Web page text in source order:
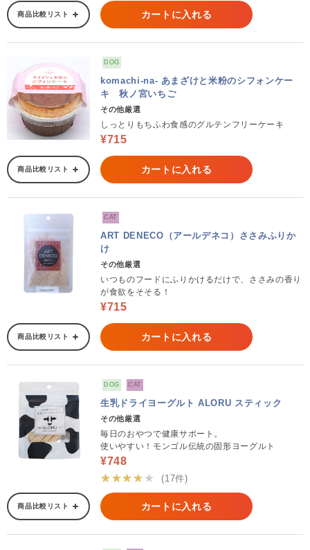
商品比較リスト カートに入れる
DOG
komachi-na- あまざけと米粉のシフォンケー
キ 秋ノ宮いちご
その他厳選
しっとりもちふわ食感のグルテンフリーケーキ
¥715
商品比較リスト カートに入れる
CAT
ART DENECO（アールデネコ）ささみふりか
け
その他厳選
いつものフードにふりかけるだけで、ささみの香り
が食欲をそそる！
¥715
商品比較リスト カートに入れる
DOG CAT
生乳ドライヨーグルト ALORU スティック
その他厳選
毎日のおやつで健康サポート。
使いやすい！モンゴル伝統の固形ヨーグルト
¥748
★★★★★
(17件)
商品比較リスト カートに入れる